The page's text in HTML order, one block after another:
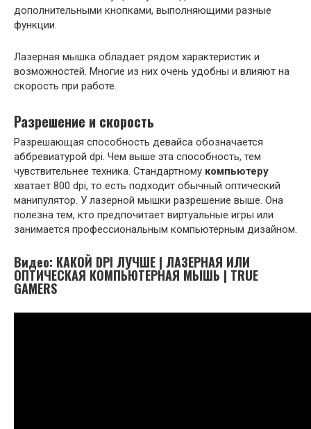
дополнительными кнопками, выполняющими разные
функции.
Лазерная мышка обладает рядом характеристик и
возможностей. Многие из них очень удобны и влияют на
скорость при работе.
Разрешение и скорость
Разрешающая способность девайса обозначается
аббревиатурой dpi. Чем выше эта способность, тем
чувствительнее техника. Стандартному компьютеру
хватает 800 dpi, то есть подходит обычный оптический
манипулятор. У лазерной мышки разрешение выше. Она
полезна тем, кто предпочитает виртуальные игры или
занимается профессиональным компьютерным дизайном.
Видео: КАКОЙ DPI ЛУЧШЕ | ЛАЗЕРНАЯ ИЛИ
ОПТИЧЕСКАЯ КОМПЬЮТЕРНАЯ МЫШЬ | TRUE
GAMERS